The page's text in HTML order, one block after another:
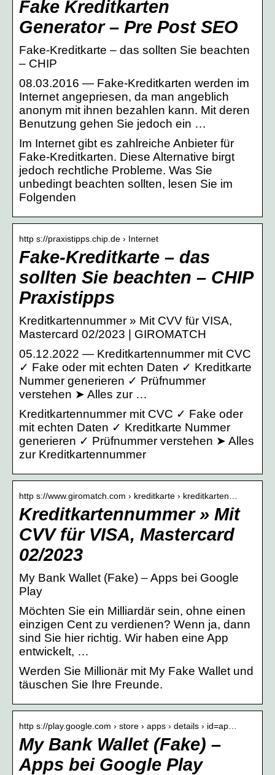
Fake Kreditkarten
Generator – Pre Post SEO
Fake-Kreditkarte – das sollten Sie beachten
– CHIP
08.03.2016 — Fake-Kreditkarten werden im
Internet angepriesen, da man angeblich
anonym mit ihnen bezahlen kann. Mit deren
Benutzung gehen Sie jedoch ein …
Im Internet gibt es zahlreiche Anbieter für
Fake-Kreditkarten. Diese Alternative birgt
jedoch rechtliche Probleme. Was Sie
unbedingt beachten sollten, lesen Sie im
Folgenden
http s://praxistipps.chip.de › Internet
Fake-Kreditkarte – das
sollten Sie beachten – CHIP
Praxistipps
Kreditkartennummer » Mit CVV für VISA,
Mastercard 02/2023 | GIROMATCH
05.12.2022 — Kreditkartennummer mit CVC
✓ Fake oder mit echten Daten ✓ Kreditkarte
Nummer generieren ✓ Prüfnummer
verstehen ➤ Alles zur …
Kreditkartennummer mit CVC ✓ Fake oder
mit echten Daten ✓ Kreditkarte Nummer
generieren ✓ Prüfnummer verstehen ➤ Alles
zur Kreditkartennummer
http s://www.giromatch.com › kreditkarte › kreditkarten…
Kreditkartennummer » Mit
CVV für VISA, Mastercard
02/2023
My Bank Wallet (Fake) – Apps bei Google
Play
Möchten Sie ein Milliardär sein, ohne einen
einzigen Cent zu verdienen? Wenn ja, dann
sind Sie hier richtig. Wir haben eine App
entwickelt, …
Werden Sie Millionär mit My Fake Wallet und
täuschen Sie Ihre Freunde.
http s://play.google.com › store › apps › details › id=ap…
My Bank Wallet (Fake) –
Apps bei Google Play